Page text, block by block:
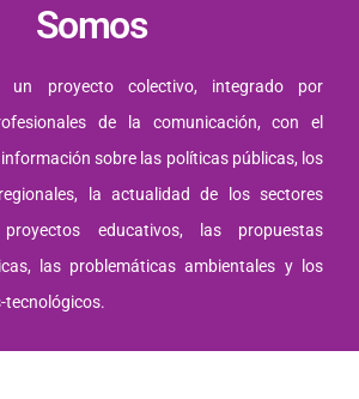
Somos
un proyecto colectivo, integrado por
de la comunicación, con el
sobre las políticas públicas, los
la actualidad de los sectores
educativos, las propuestas
las problemáticas ambientales y los
tecnológicos.